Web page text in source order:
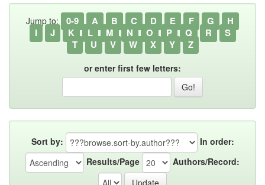
Jump to: 0-9 A B C D E F G
H
I
J K L M N O P Q R
S
T
U V W X Y Z
or enter first few letters:
Sort by:
In order:
Results/Page
Authors/Record: